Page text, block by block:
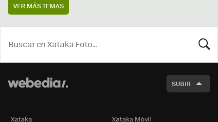
VER MÁS TEMAS
SUBIR
Xataka Xataka Móvil